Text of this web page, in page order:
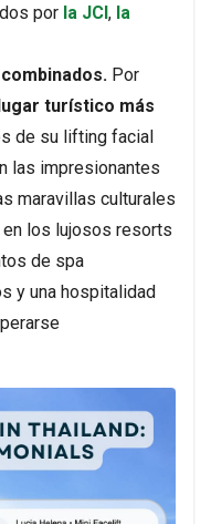
por la JCI, la
Por
turístico más
de su lifting facial
las impresionantes
maravillas culturales
en los lujosos resorts
de spa
y una hospitalidad